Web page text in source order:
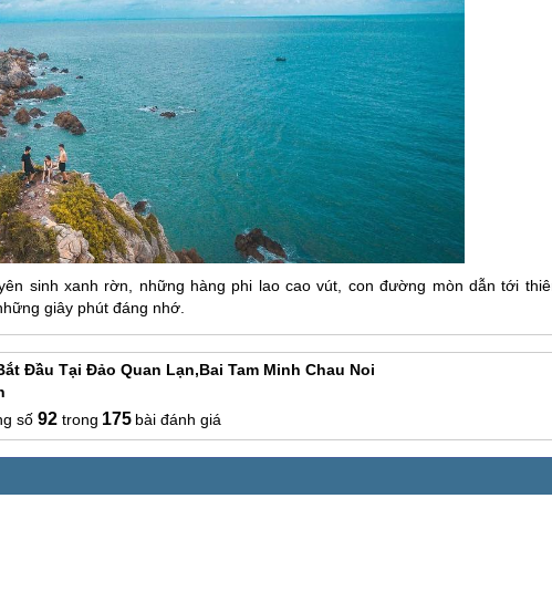
sinh xanh rờn, những hàng phi lao cao vút, con đường mòn dẫn tới
giây phút đáng nhớ.
Đầu Tại Đảo Quan Lạn,bai Tam Minh Chau Noi
92 175 bài đánh giá